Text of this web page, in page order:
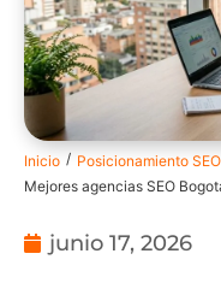
Inicio / Posicionamiento SEO
Mejores agencias SEO
junio 17, 2026